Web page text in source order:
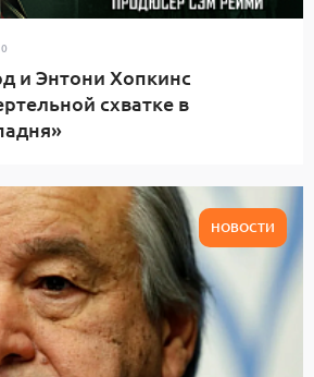
и Энтони Хопкинс
схватке в
НОВОСТИ